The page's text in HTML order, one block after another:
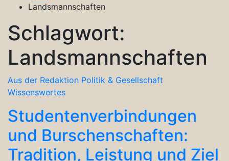
Landsmannschaften
Schlagwort:
Landsmannschaften
Aus der Redaktion Politik & Gesellschaft
Wissenswertes
Studentenverbindungen
und Burschenschaften:
Tradition, Leistung und Ziel